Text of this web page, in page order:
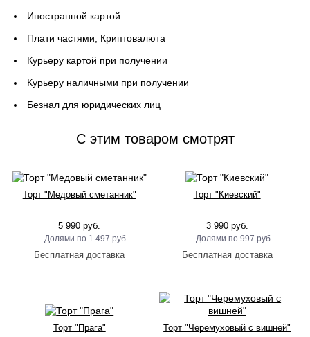
Иностранной картой
Плати частями, Криптовалюта
Курьеру картой при получении
Курьеру наличными при получении
Безнал для юридических лиц
C этим товаром смотрят
Торт "Медовый сметанник"
5 990 руб.
1 497 руб.
Торт "Киевский"
3 990 руб.
997 руб.
Торт "Прага" Торт "Черемуховый с вишней"